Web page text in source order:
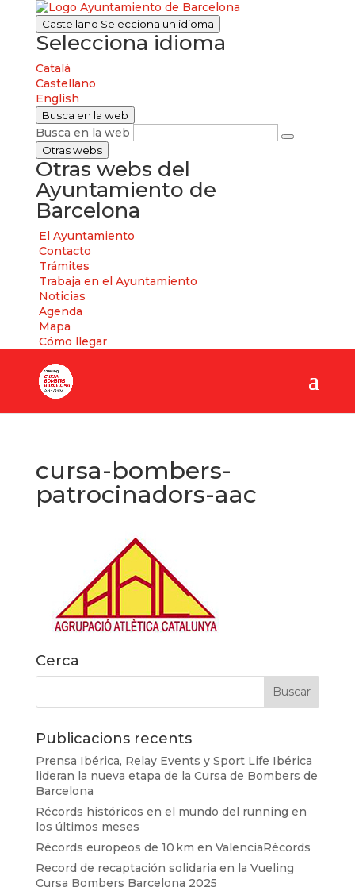
Castellano Selecciona un idioma
Selecciona idioma
Català
Castellano
English
Busca en la web
Busca en la web
Otras webs
Otras webs del
Ayuntamiento de
Barcelona
El Ayuntamiento
Contacto
Trámites
Trabaja en el Ayuntamiento
Noticias
Agenda
Mapa
Cómo llegar
cursa-bombers-
patrocinadors-aac
Cerca
Publicacions recents
Prensa Ibérica, Relay Events y Sport Life Ibérica
lideran la nueva etapa de la Cursa de Bombers de
Barcelona
Récords históricos en el mundo del running en
los últimos meses
Récords europeos de 10 km en ValenciaRècords
Record de recaptación solidaria en la Vueling
Cursa Bombers Barcelona 2025